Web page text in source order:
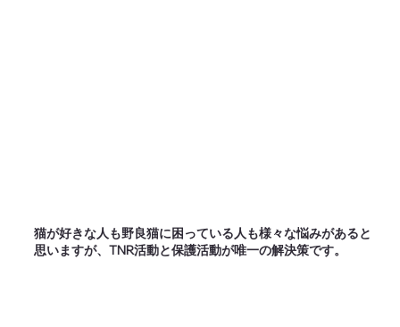
​猫が好きな人も野良猫に困っている人も様々な悩みがあると
思いますが、TNR活動と保護活動が唯一の解決策です。